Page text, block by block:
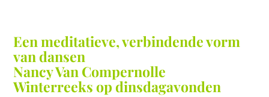
Een meditatieve, verbindende vorm
van dansen
Nancy Van Compernolle
Winterreeks op dinsdagavonden